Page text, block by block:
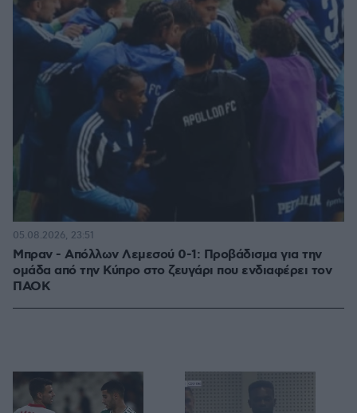
Μπραν - Απόλλων Λεμεσού 0-1: Προβάδισμα για την
ομάδα από την Κύπρο στο ζευγάρι που ενδιαφέρει τον
ΠΑΟΚ
05.08.2026, 23:51